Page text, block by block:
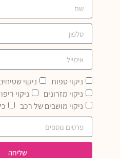
ניקוי ספות
ניקוי שטיחים
ניקוי מזרונים
ניקוי ריפודים
ניקוי מושבים של רכב
כללי
שליחה